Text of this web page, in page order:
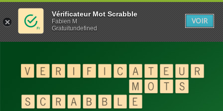
Vérificateur Mot Scrabble
Fabien M
Gratuitundefined
VOIR